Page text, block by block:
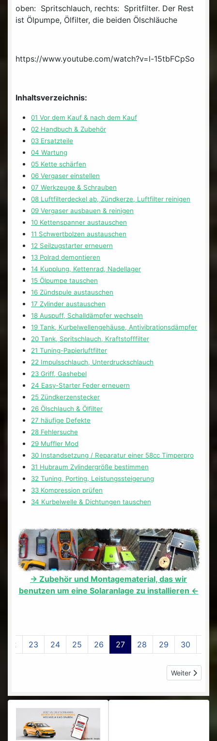
oben: Spritschlauch, rechts: Spritfilter. Der Rest
ist Ölpumpe, Ölfilter, die beiden Ölschläuche
https://www.youtube.com/watch?v=l-15tbFCpSo
Inhaltsverzeichnis:
01 Vor dem Kauf & nach dem Kauf
02 Handbuch & Zubehör
03 Ersatzteile
04 Wartung
05 Kette schärfen
06 Vergaser einstellen
07 Werkzeuge & Schrauben
08 Luftfilterdeckel ab, Zündkerze, Luftfilter reinigen
09 Vergaser ausbauen & reinigen
10 Kettenspanner austauschen
11 Schwertbolzen austauschen
12 Seilzugstarter erneuern
13 Polrad demontieren
14 Kupplung, Kettenrad, Nadellager
15 Ölpumpe tauschen
16 Zündspule austauschen
17 Zylinder austauschen
18 Auspuff, Schalldämpfer wechseln
19 Tank, Kurbelwellengehäuse, Antivibrationsdämpfer
20 Tank, Spritschlauch, Kraftstofffilter
21 Tuning-Papierluftfilter
22 Impulsschlauch, Unterdruckschlauch
23 Griff, Gashebel
24 Easy-Starter Feder erneuern
25 Zündkerzenstecker
26 Ölschlauch & Ölfilter
27 häufige Defekte
28 Fehlersuche
29 Muffler Mod
30 Instandsetzung / Reparatur einer 58cc Timperpro
31 Hubraum Zylindergröße bestimmen
32 Tuning, Porting, Leistungssteigerung
33 Kompression prüfen
34 Kurbelwelle & Dichtungen tauschen
-> Zubehör und Montagematerial, das wir
benutzen um eine Solaranlage zu installieren <-
22 23 24 25 26 27 28 29 30
Nächster
Weiter